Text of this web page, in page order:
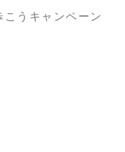
うキャンペーン